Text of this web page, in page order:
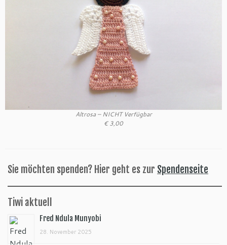
Altrosa – NICHT Verfügbar
€ 3,00
Sie möchten spenden? Hier geht es zur Spendenseite
Tiwi aktuell
Fred Ndula Munyobi
28. November 2025